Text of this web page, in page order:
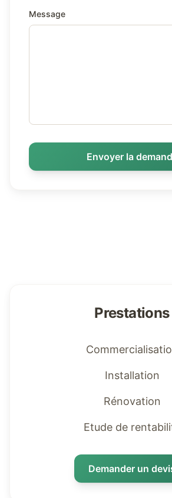
Message
Envoyer la
Prestations
Installation
Rénovation
Etude de
Demander un